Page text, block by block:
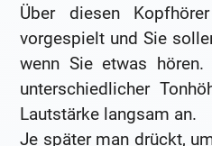
Über diesen
vorgespielt und Sie
wenn Sie etwas
unterschiedlicher
Lautstärke langsam an.
Je später man drückt,